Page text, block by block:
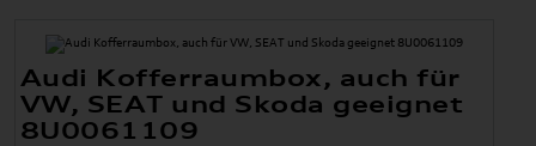
Audi Kofferraumbox, auch für
VW, SEAT und Skoda geeignet
8U0061109